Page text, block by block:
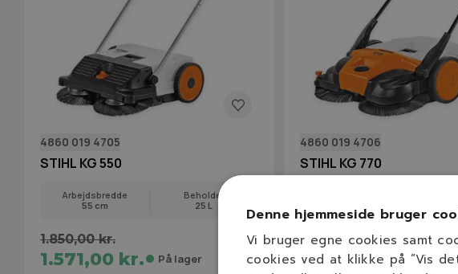
4860 019 4705
STIHL KG 550
Arbejdsbredde
55 cm
Beholder
25 L
1.850,00 kr.
1.571,00 kr. På lager
4860 019 4706
STIHL KG 770
4.995,00 kr.
4.295,00 kr. På
Denne hjemmeside bruger
Vi bruger egne cookies samt
cookies ved at klikke på ”Vis